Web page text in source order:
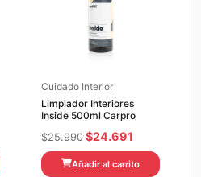
Cuidado Interior
Limpiador Interiores
Inside 500ml Carpro
$25.990 El
precio
original
$24.691
precio
actual
Añadir al carrito